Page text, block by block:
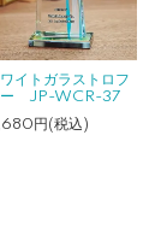
イトガラストロフ
ー JP-WCR-37
円(税込)